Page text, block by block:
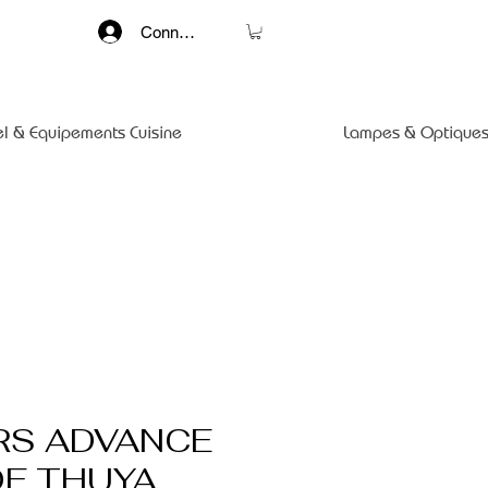
Connexion
& Equipements Cuisine Lampes &
ADVANCE